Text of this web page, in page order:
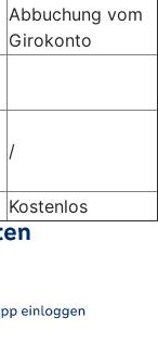
Abbuchung vom
Girokonto
/
Kostenlos